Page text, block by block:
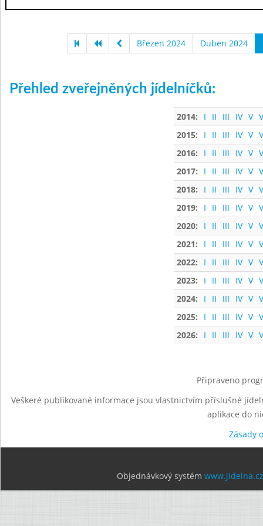
Březen 2024 Duben 2024
Přehled zveřejněných jídelníčků:
2014: I II III IV V
2015:
I II III IV V
2016:
I II III IV V
2017:
I II III IV V
2018:
I II III IV V
2019:
I II III IV V
2020:
I II III IV V
2021:
I II III IV V
2022:
I II III IV V
2023:
I II III IV V
2024:
I II III IV V
2025:
I II III IV V
2026:
I II III IV V
Připraveno
Veškeré publikované informace jsou vlastnictvím příslušné
aplikace do
Zásady
Objednávkový systém www.jidelna.cz